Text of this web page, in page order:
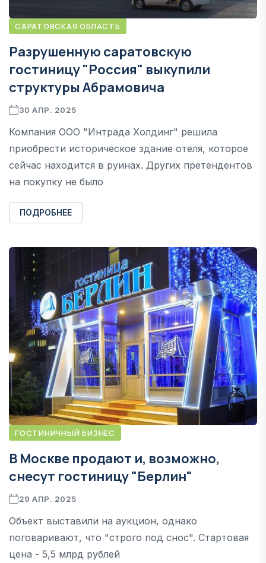
САРАТОВСКАЯ ОБЛАСТЬ
Разрушенную саратовскую
гостиницу "Россия" выкупили
структуры Абрамовича
30 АПР. 2025
Компания ООО "Интрада Холдинг" решила
приобрести историческое здание отеля, которое
сейчас находится в руинах. Других претендентов
на покупку не было
ПОДРОБНЕЕ
ГОСТИНИЧНЫЙ БИЗНЕС
В Москве продают и, возможно,
снесут гостиницу "Берлин"
29 АПР. 2025
Объект выставили на аукцион, однако
поговаривают, что "строго под снос". Стартовая
цена - 5,5 млрд рублей